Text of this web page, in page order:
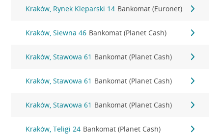
Kraków, Rynek Kleparski 14 Bankomat (Euronet)
Kraków, Siewna 46 Bankomat (Planet Cash)
Kraków, Stawowa 61 Bankomat (Planet Cash)
Kraków, Stawowa 61 Bankomat (Planet Cash)
Kraków, Stawowa 61 Bankomat (Planet Cash)
Kraków, Teligi 24 Bankomat (Planet Cash)